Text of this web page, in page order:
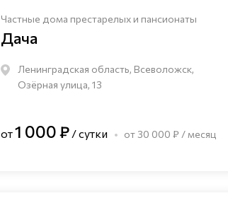
Частные дома престарелых и пансионаты
Дача
Ленинградская область, Всеволожск,
Озёрная улица, 13
от1 000 ₽ / сутки от 30 000 ₽ / месяц